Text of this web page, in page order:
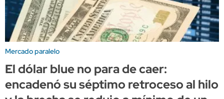
Mercado paralelo
El dólar blue no para de caer:
encadenó su séptimo retroceso al hilo